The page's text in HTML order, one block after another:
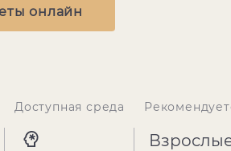
онлайн
Доступная среда